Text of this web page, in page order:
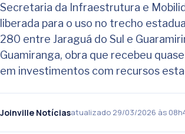
Secretaria da Infraestrutura e
liberada para o uso no trecho
280 entre Jaraguá do Sul e
Guamiranga, obra que recebeu
em investimentos com recursos
Joinville Notíciasatualizado 29/03/2026 às